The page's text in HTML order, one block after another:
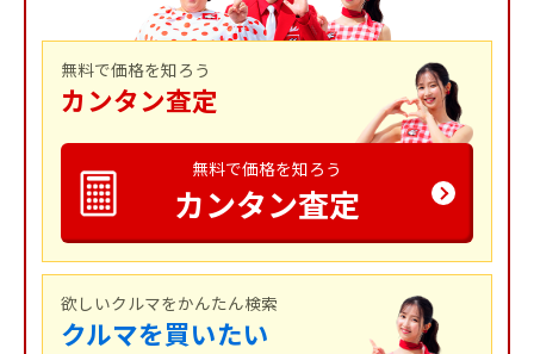
無料で価格を知ろう
カンタン査定
無料で価格を知ろう
カンタン査定
欲しいクルマをかんたん検索
クルマを買いたい